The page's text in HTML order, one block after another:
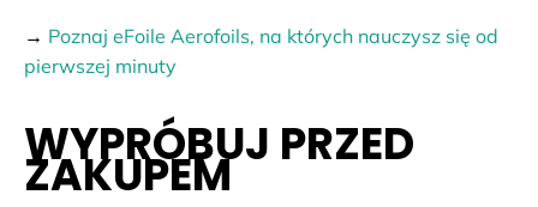
→ Poznaj eFoile Aerofoils, na których nauczysz się od
pierwszej minuty
WYPRÓBUJ PRZED
ZAKUPEM